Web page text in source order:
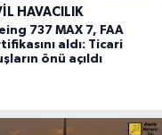
HAVACILIK
737 MAX 7, FAA
aldı: Ticari
önü açıldı